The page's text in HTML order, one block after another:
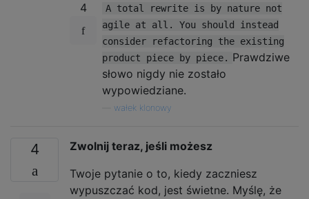
4
A total rewrite is by nature not
agile at all. You should instead
consider refactoring the existing
product piece by piece. Prawdziwe
słowo nigdy nie zostało
wypowiedziane.
wałek klonowy
4
Zwolnij teraz, jeśli możesz
Twoje pytanie o to, kiedy zaczniesz
wypuszczać kod, jest świetne. Myślę, że